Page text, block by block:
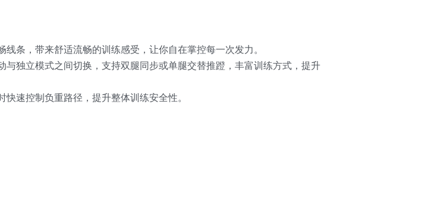
条，带来舒适流畅的训练感受，让你自在掌控每一次发力。
独立模式之间切换，支持双腿同步或单腿交替推蹬，丰富训练方式，提升
速控制负重路径，提升整体训练安全性。